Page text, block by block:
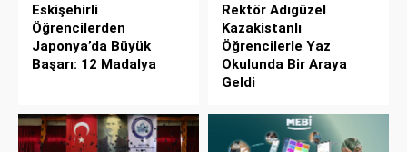
Eskişehirli
Öğrencilerden
Japonya’da Büyük
Başarı: 12 Madalya
Rektör Adıgüzel
Kazakistanlı
Öğrencilerle Yaz
Okulunda Bir Araya
Geldi